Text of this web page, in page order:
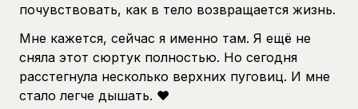
почувствовать, как в тело возвращается жизнь.
Мне кажется, сейчас я именно там. Я ещё не
сняла этот сюртук полностью. Но сегодня
расстегнула несколько верхних пуговиц. И мне
стало легче дышать. ❤️